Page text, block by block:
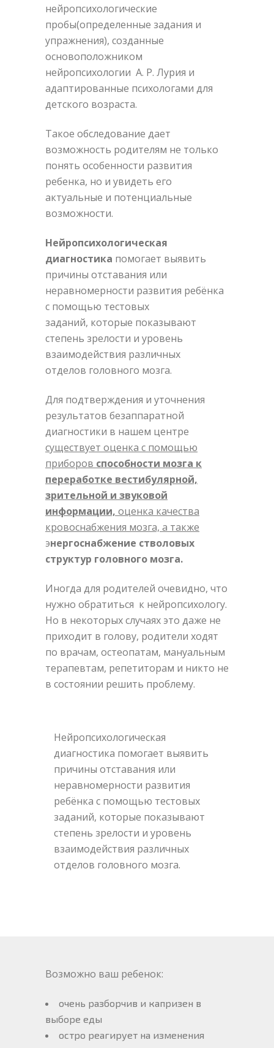
нейропсихологические
пробы(определенные задания и
упражнения), созданные
основоположником
нейропсихологии А. Р. Лурия и
адаптированные психологами для
детского возраста.
Такое обследование дает
возможность родителям не только
понять особенности развития
ребенка, но и увидеть его
актуальные и потенциальные
возможности.
Нейропсихологическая
диагностика помогает выявить
причины отставания или
неравномерности развития ребёнка
с помощью тестовых
заданий, которые показывают
степень зрелости и уровень
взаимодействия различных
отделов головного мозга.
Для подтверждения и уточнения
результатов безаппаратной
диагностики в нашем центре
существует оценка с помощью
приборов способности мозга к
переработке вестибулярной,
зрительной и звуковой
информации, оценка качества
кровоснабжения мозга, а также
энергоснабжение стволовых
структур головного мозга.
Иногда для родителей очевидно, что
нужно обратиться к нейропсихологу.
Но в некоторых случаях это даже не
приходит в голову, родители ходят
по врачам, остеопатам, мануальным
терапевтам, репетиторам и никто не
в состоянии решить проблему.
Нейропсихологическая
диагностика помогает выявить
причины отставания или
неравномерности развития
ребёнка с помощью тестовых
заданий, которые показывают
степень зрелости и уровень
взаимодействия различных
отделов головного мозга.
Возможно ваш ребенок:
очень разборчив и капризен в
выборе еды
остро реагирует на изменения